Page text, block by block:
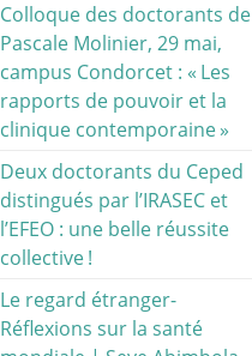
Colloque des doctorants de
Pascale Molinier, 29 mai,
campus Condorcet : « Les
rapports de pouvoir et la
clinique contemporaine»
Deux doctorants du Ceped
distingués par l’IRASEC et
l’EFEO : une belle réussite
collective!
Le regard étranger-
Réflexions sur la santé